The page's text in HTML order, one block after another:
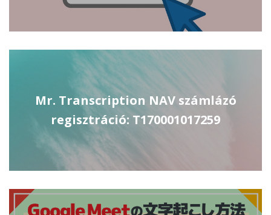
Mr. Transcription NAV számlázó
regisztráció: T170001017259